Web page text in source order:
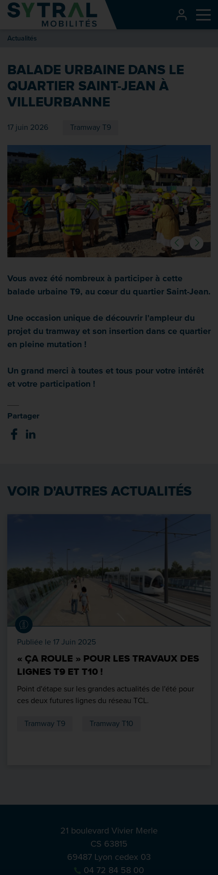
Contenu
Entête de page
Recherche
Pied de page
Actualités
BALADE URBAINE DANS LE
QUARTIER SAINT-JEAN À
VILLEURBANNE
17 juin 2026 Tramway T9
Vous avez été nombreux à participer à cette
balade urbaine T9, au cœur du quartier Saint-Jean.
Une occasion unique de découvrir l'ampleur du
projet du tramway et son insertion dans ce quartier
en pleine mutation !
Un grand merci à toutes et tous pour votre intérêt
et votre participation !
Partager
VOIR D'AUTRES ACTUALITÉS
Publiée le 17 Juin 2025
« ÇA ROULE » POUR LES TRAVAUX DES
LIGNES T9 ET T10 !
Point d'étape sur les grandes actualités de l'été pour
ces deux futures lignes du réseau TCL.
Tramway T9 Tramway T10
21 boulevard Vivier Merle
CS 63815
69487 Lyon cedex 03
04 72 84 58 00